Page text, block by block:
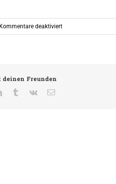
Kommentare deaktiviertfür
Park
Freunden
LinkedInTumblrVk
E-